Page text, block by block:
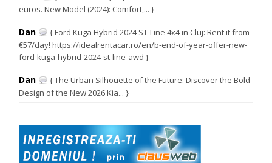
euros. New Model (2024): Comfort,... }
Dan
{ Ford Kuga Hybrid 2024 ST-Line 4x4 in Cluj: Rent it from
€57/day! https://idealrentacar.ro/en/b-end-of-year-offer-new-
ford-kuga-hybrid-2024-st-line-awd }
Dan
{ The Urban Silhouette of the Future: Discover the Bold
Design of the New 2026 Kia... }